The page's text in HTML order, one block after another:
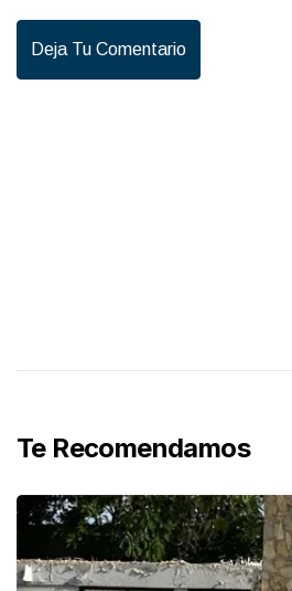
Deja Tu Comentario
Te Recomendamos